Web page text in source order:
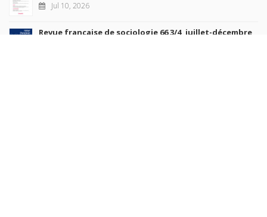
Jul 10, 2026
Revue française de sociologie 66 3/4, juillet-décembre